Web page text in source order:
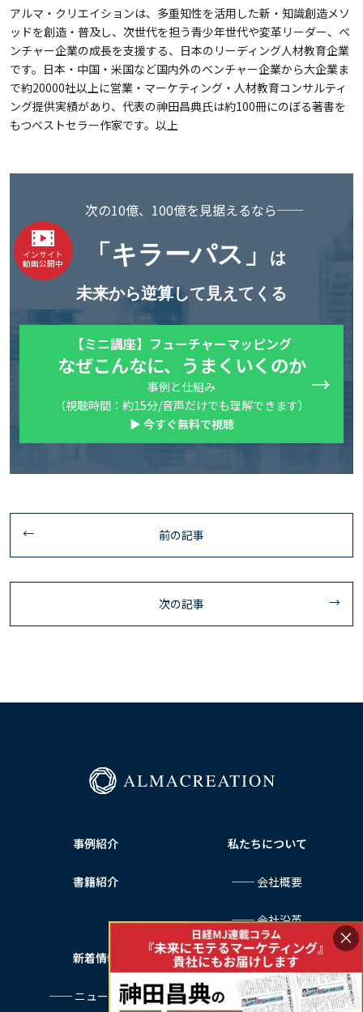
アルマ・クリエイションは、多重知性を活用した新・知識創造メソ
ッドを創造・普及し、次世代を担う青少年世代や変革リーダー、ベ
ンチャー企業の成長を支援する、日本のリーディング人材教育企業
です。日本・中国・米国など国内外のベンチャー企業から大企業ま
で約20000社以上に営業・マーケティング・人材教育コンサルティ
ング提供実績があり、代表の神田昌典氏は約100冊にのぼる著書を
もつベストセラー作家です。以上
インサイト
動画公開中
次の10億、100億を見据えるなら──
「キラーパス」
は
未来から逆算して見えてくる
【ミニ講座】フューチャーマッピング
なぜこんなに、うまくいくのか
事例と仕組み
（視聴時間：約15分/音声だけでも理解できます）
▶ 今すぐ無料で視聴
前の記事
次の記事
×
事例紹介
書籍紹介
私たちについて
── 会社概要
── 会社沿革
新着情報
── ニュース一覧
サービス利用規約
プライバシーポリシー